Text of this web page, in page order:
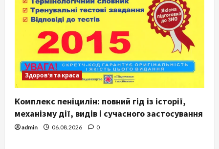
Здоров'я та краса
Комплекс пеніцилін: повний гід із історії,
механізму дії, видів і сучасного застосування
admin 06.08.2026 0